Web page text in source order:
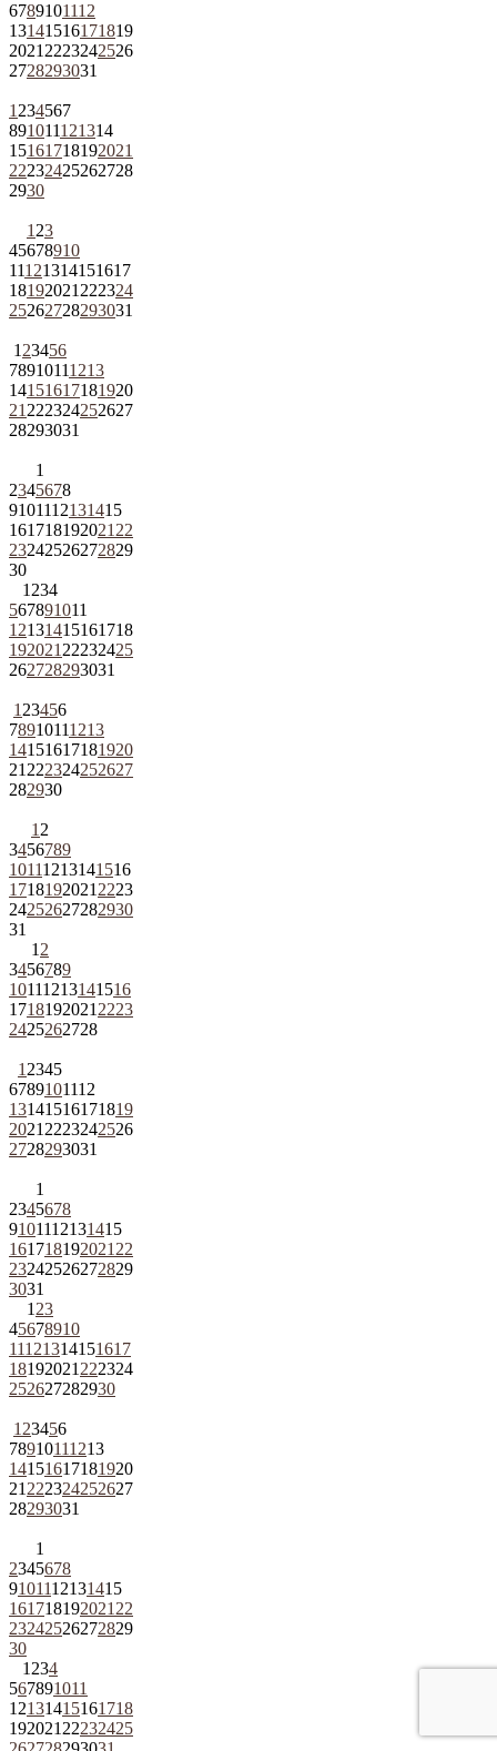
6789101112
13141516171819
2021 2223242526
2728293031
1 234567
891011121314
15161718192021
22232425262728
2930
1 23
45678910
11121314151617
18192021 222324
25262728293031
1 23456
78910111213
14151617181920
21 222324252627
28293031
1
2345678
9101112131415
161718192021 22
23242526272829
30
1 234
567891011
12131415161718
192021 22232425
262728293031
1 23456
78910111213
14151617181920
21 222324252627
282930
1 2
3456789
10111213141516
1718192021 2223
24252627282930
31
1 2
3456789
10111213141516
1718192021 2223
2425262728
1 2345
6789101112
13141516171819
2021 2223242526
2728293031
1
2345678
9101112131415
161718192021 22
23242526272829
3031
1 23
45678910
11121314151617
18192021 222324
252627282930
1 23456
78910111213
14151617181920
21 222324252627
28293031
1
2345678
9101112131415
161718192021 22
23242526272829
30
1 234
567891011
12131415161718
192021 22232425